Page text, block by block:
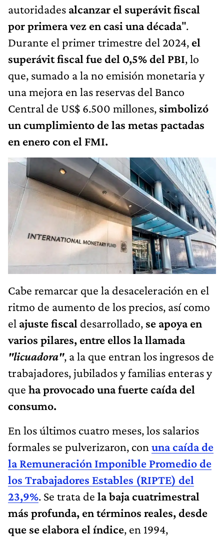
autoridades alcanzar el superávit fiscal
por primera vez en casi una década".
Durante el primer trimestre del 2024, el
superávit fiscal fue del 0,5% del PBI, lo
que, sumado a la no emisión monetaria y
una mejora en las reservas del Banco
Central de US$ 6.500 millones, simbolizó
un cumplimiento de las metas pactadas
en enero con el FMI.
Cabe remarcar que la desaceleración en el
ritmo de aumento de los precios, así como
el ajuste fiscal desarrollado, se apoya en
varios pilares, entre ellos la llamada
"licuadora", a la que entran los ingresos de
trabajadores, jubilados y familias enteras y
que ha provocado una fuerte caída del
consumo.
En los últimos cuatro meses, los salarios
formales se pulverizaron, con una caída de
la Remuneración Imponible Promedio de
los Trabajadores Estables (RIPTE) del
23,9%. Se trata de la baja cuatrimestral
más profunda, en términos reales, desde
que se elabora el índice, en 1994,